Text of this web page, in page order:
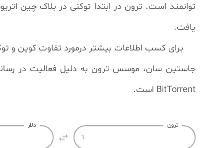
یافت.
برای کسب اطلاعات بیشتر درمورد تفاوت کوین و
جاستین سان، موسس ترون به دلیل فعالیت در
BitTorrent است.
ترون

دلار